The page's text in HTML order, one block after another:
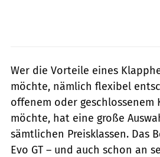
Wer die Vorteile eines
möchte, nämlich flexibel
offenem oder geschlossenem
möchte, hat eine große
sämtlichen Preisklassen. Das
Evo GT – und auch schon an